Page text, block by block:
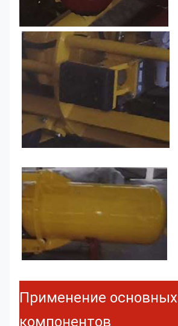
Применение основных
компонентов